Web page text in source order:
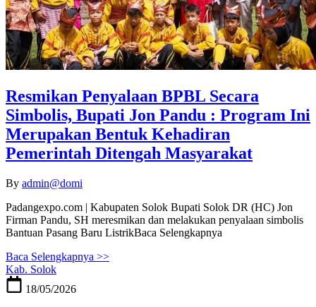
Resmikan Penyalaan BPBL Secara
Simbolis, Bupati Jon Pandu : Program Ini
Merupakan Bentuk Kehadiran
Pemerintah Ditengah Masyarakat
By admin@domi
Padangexpo.com | Kabupaten Solok Bupati Solok DR (HC) Jon
Firman Pandu, SH meresmikan dan melakukan penyalaan simbolis
Bantuan Pasang Baru ListrikBaca Selengkapnya
Baca Selengkapnya >>
Kab. Solok
18/05/2026